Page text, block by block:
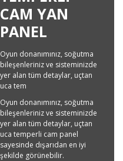
CAM YAN
PANEL
Oyun donanımınız, soğutma
bileşenleriniz ve sisteminizde
yer alan tüm detaylar, uçtan
uca tem
Oyun donanımınız, soğutma
bileşenleriniz ve sisteminizde
yer alan tüm detaylar, uçtan
uca temperli cam panel
sayesinde dışarıdan en iyi
şekilde görünebilir.